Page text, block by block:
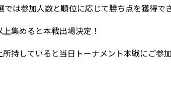
では参加人数と順位に応じて勝ち点を獲得でき
集めると本戦出場決定！
持していると当日トーナメント本戦にご参加